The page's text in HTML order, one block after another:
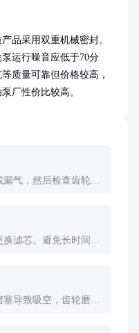
品采用双重机械密封。
运行噪音应低于70分
质量可靠但价格较高，
厂性价比较高。
气，然后检查齿轮磨
滤芯。避免长时间超
导致吸空，齿轮磨损